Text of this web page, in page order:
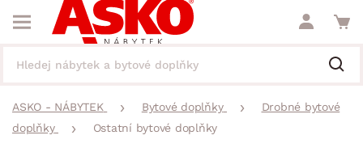
ASKO - NÁBYTEK Bytové doplňky
Drobné bytové
doplňky
Ostatní bytové doplňky